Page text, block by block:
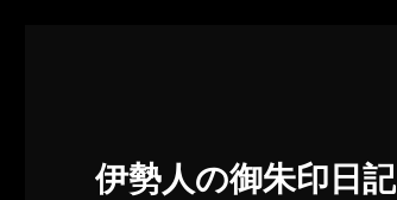
伊勢人の御朱印日記